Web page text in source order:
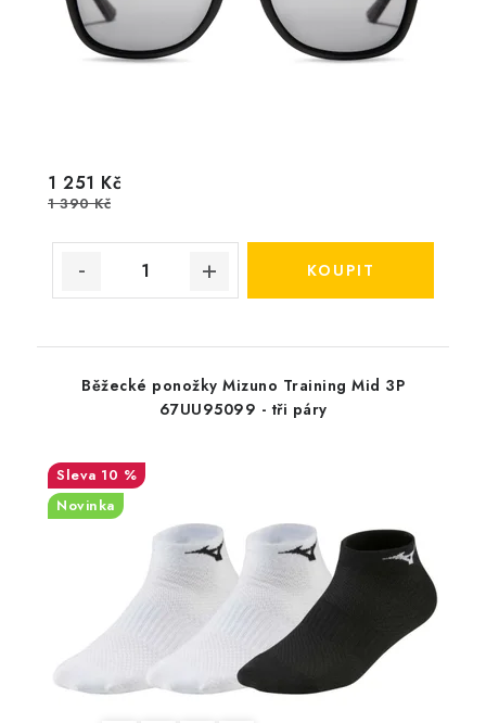
1 251 Kč
1 390 Kč
Běžecké ponožky Mizuno Training Mid 3P
67UU95099 - tři páry
10 %
Novinka